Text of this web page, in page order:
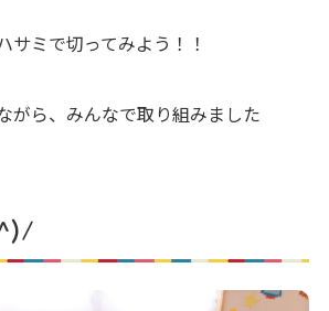
サミで切ってみよう！！
がら、みんなで取り組みました